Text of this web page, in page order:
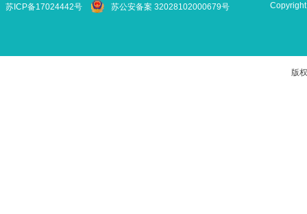
苏公安备案 32028102000679号
苏ICP备17024442号
版